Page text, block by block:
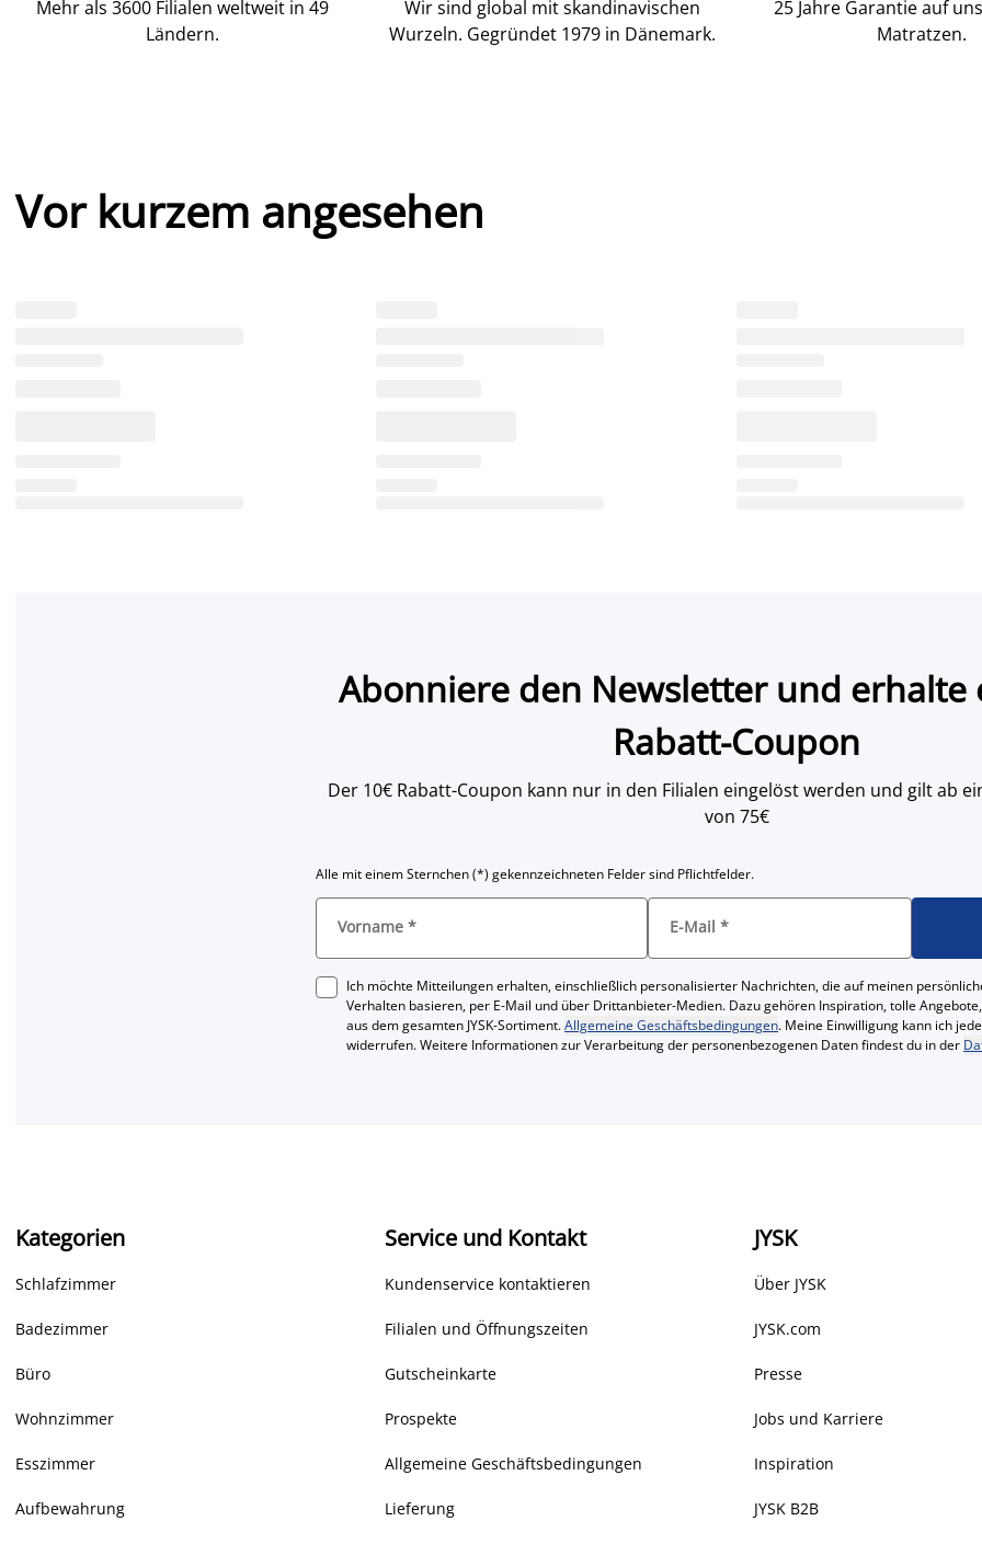
Mehr als 3600 Filialen weltweit in 49
Ländern.
Wir sind global mit skandinavischen
Wurzeln. Gegründet 1979 in Dänemark.
25 Jahre Garantie auf
Matratzen.
Vor kurzem angesehen
Abonniere den Newsletter und erhalte
Rabatt-Coupon
Der 10€ Rabatt-Coupon kann nur in den Filialen eingelöst werden und gilt ab
von 75€
Alle mit einem Sternchen (*) gekennzeichneten Felder sind Pflichtfelder.
Vorname * E-Mail *
Ich möchte Mitteilungen erhalten, einschließlich personalisierter Nachrichten, die auf meinen
Verhalten basieren, per E-Mail und über Drittanbieter-Medien. Dazu gehören Inspiration, tolle
aus dem gesamten JYSK-Sortiment.Allgemeine Geschäftsbedingungen. Meine Einwilligung kann ich
widerrufen. Weitere Informationen zur Verarbeitung der personenbezogenen Daten findest du in der
Kategorien
Schlafzimmer
Badezimmer
Büro
Wohnzimmer
Esszimmer
Aufbewahrung
Service und Kontakt
Kundenservice kontaktieren
Filialen und Öffnungszeiten
Gutscheinkarte
Prospekte
Allgemeine Geschäftsbedingungen
Lieferung
JYSK
Über JYSK
JYSK.com
Presse
Jobs und Karriere
Inspiration
JYSK B2B